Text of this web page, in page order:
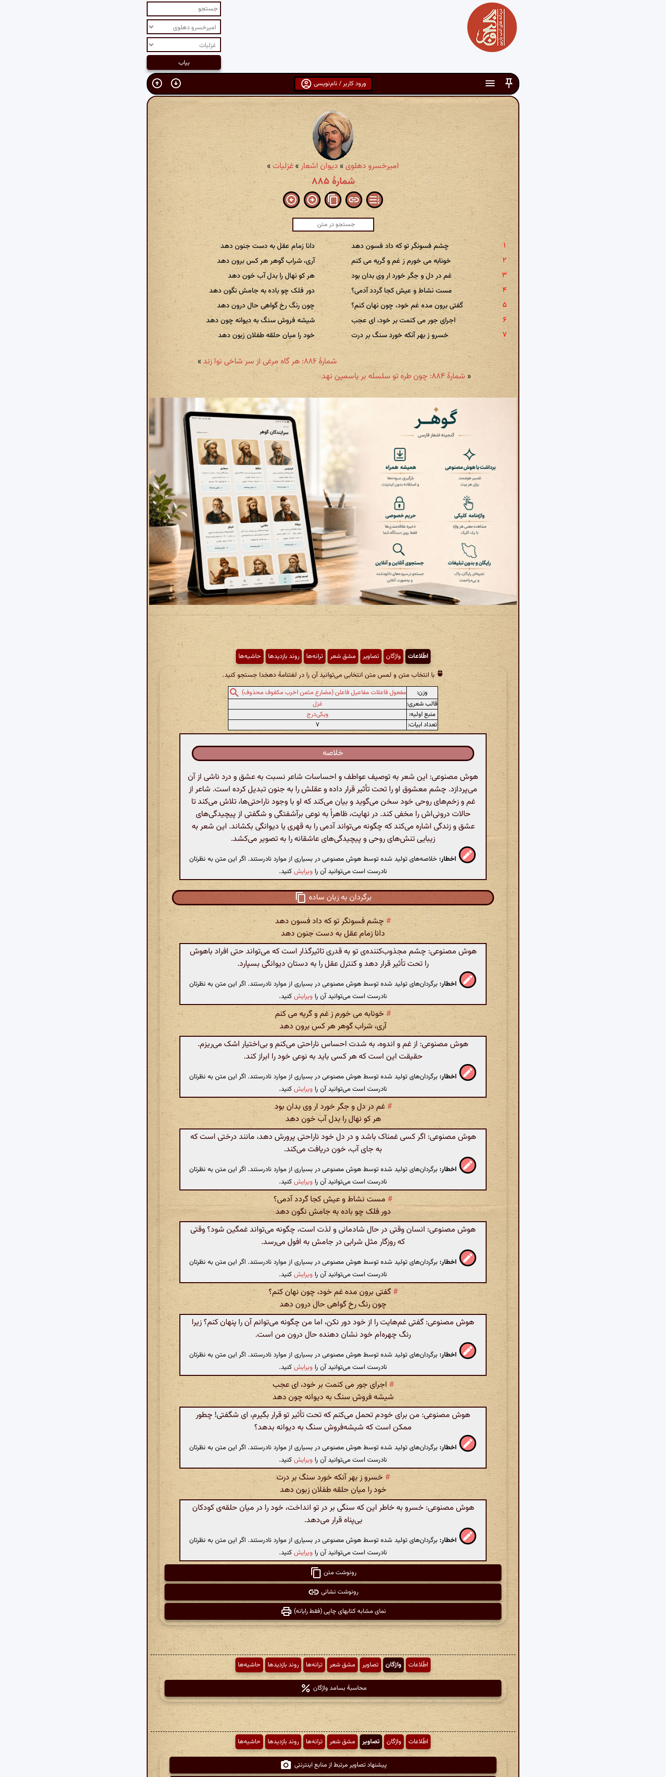
ورود کاربر / نام‌نویسی
امیرخسرو دهلوی » دیوان اشعار»غزلیات»
شمارهٔ ۸۸۵
چشم فسونگر تو که داد فسون دهد
دانا زمام عقل به دست جنون دهد
خونابه می خورم ز غم و گریه می کنم
آری، شراب گوهر هر کس برون دهد
غم در دل و جگر خورد ار وی بدان بود
هر کو نهال را بدل آب خون دهد
مست نشاط و عیش کجا گردد آدمی؟
دور فلک چو باده به جامش نگون دهد
گفتی برون مده غم خود، چون نهان کنم؟
چون رنگ رخ گواهی حال درون دهد
اجرای جور می کنمت بر خود، ای عجب
شیشه فروش سنگ به دیوانه چون دهد
خسرو ز بهر آنکه خورد سنگ بر درت
خود را میان حلقه طفلان زبون دهد
شمارهٔ ۸۸۶: هر گاه مرغی از سر شاخی نوا زند
»
« شمارهٔ ۸۸۴: چون طره تو سلسله بر یاسمین نهد
اطّلاعات واژگان تصاویر مشق شعر ترانه‌ها روند بازدیدها حاشیه‌ها
با انتخاب متن و لمس متن انتخابی می‌توانید آن را در لغتنامهٔ دهخدا جستجو کنید.
وزن:
مفعول فاعلات مفاعیل فاعلن (مضارع مثمن اخرب مکفوف محذوف)
قالب شعری:
غزل
منبع اولیه:
ویکی‌درج
تعداد ابیات:
۷
خلاصه
هوش مصنوعی: این شعر به توصیف عواطف و احساسات شاعر نسبت به عشق و درد ناشی از آن
می‌پردازد. چشم معشوق او را تحت تأثیر قرار داده و عقلش را به جنون تبدیل کرده است. شاعر از
غم و زخم‌های روحی خود سخن می‌گوید و بیان می‌کند که او با وجود ناراحتی‌ها، تلاش می‌کند تا
حالات درونی‌اش را مخفی کند. در نهایت، ظاهراً به نوعی برآشفتگی و شگفتی از پیچیدگی‌های
عشق و زندگی اشاره می‌کند که چگونه می‌تواند آدمی را به قهری یا دیوانگی بکشاند. این شعر به
زیبایی تنش‌های روحی و پیچیدگی‌های عاشقانه را به تصویر می‌کشد.
اخطار: خلاصه‌های تولید شده توسط هوش مصنوعی در بسیاری از موارد نادرستند. اگر این متن به نظرتان
نادرست است می‌توانید آن را ویرایشکنید.
برگردان به زبان ساده
#چشم فسونگر تو که داد فسون دهد
دانا زمام عقل به دست جنون دهد
هوش مصنوعی: چشم مجذوب‌کننده‌ی تو به قدری تاثیرگذار است که می‌تواند حتی افراد باهوش
را تحت تأثیر قرار دهد و کنترل عقل را به دستان دیوانگی بسپارد.
اخطار: برگردان‌های تولید شده توسط هوش مصنوعی در بسیاری از موارد نادرستند. اگر این متن به نظرتان
نادرست است می‌توانید آن را ویرایشکنید.
# خونابه می خورم ز غم و گریه می کنم
آری، شراب گوهر هر کس برون دهد
هوش مصنوعی: از غم و اندوه، به شدت احساس ناراحتی می‌کنم و بی‌اختیار اشک می‌ریزم.
حقیقت این است که هر کسی باید به نوعی خود را ابراز کند.
اخطار: برگردان‌های تولید شده توسط هوش مصنوعی در بسیاری از موارد نادرستند. اگر این متن به نظرتان
نادرست است می‌توانید آن را ویرایشکنید.
# غم در دل و جگر خورد ار وی بدان بود
هر کو نهال را بدل آب خون دهد
هوش مصنوعی: اگر کسی غمناک باشد و در دل خود ناراحتی پرورش دهد، مانند درختی است که
به جای آب، خون دریافت می‌کند.
اخطار: برگردان‌های تولید شده توسط هوش مصنوعی در بسیاری از موارد نادرستند. اگر این متن به نظرتان
نادرست است می‌توانید آن را ویرایشکنید.
# مست نشاط و عیش کجا گردد آدمی؟
دور فلک چو باده به جامش نگون دهد
هوش مصنوعی: انسان وقتی در حال شادمانی و لذت است، چگونه می‌تواند غمگین شود؟ وقتی
که روزگار مثل شرابی در جامش به افول می‌رسد.
اخطار: برگردان‌های تولید شده توسط هوش مصنوعی در بسیاری از موارد نادرستند. اگر این متن به نظرتان
نادرست است می‌توانید آن را ویرایشکنید.
# گفتی برون مده غم خود، چون نهان کنم؟
چون رنگ رخ گواهی حال درون دهد
هوش مصنوعی: گفتی غم‌هایت را از خود دور نکن، اما من چگونه می‌توانم آن را پنهان کنم؟ زیرا
رنگ چهره‌ام خود نشان دهنده حال درون من است.
اخطار: برگردان‌های تولید شده توسط هوش مصنوعی در بسیاری از موارد نادرستند. اگر این متن به نظرتان
نادرست است می‌توانید آن را ویرایشکنید.
#اجرای جور می کنمت بر خود، ای عجب
شیشه فروش سنگ به دیوانه چون دهد
هوش مصنوعی: من برای خودم تحمل می‌کنم که تحت تأثیر تو قرار بگیرم، ای شگفتی! چطور
ممکن است که شیشه‌فروش سنگ به دیوانه بدهد؟
اخطار: برگردان‌های تولید شده توسط هوش مصنوعی در بسیاری از موارد نادرستند. اگر این متن به نظرتان
نادرست است می‌توانید آن را ویرایشکنید.
# خسرو ز بهر آنکه خورد سنگ بر درت
خود را میان حلقه طفلان زبون دهد
هوش مصنوعی: خسرو به خاطر این که سنگی بر در تو انداخت، خود را در میان حلقه‌ی کودکان
بی‌پناه قرار می‌دهد.
اخطار: برگردان‌های تولید شده توسط هوش مصنوعی در بسیاری از موارد نادرستند. اگر این متن به نظرتان
نادرست است می‌توانید آن را ویرایشکنید.
رونوشت متن
رونوشت نشانی
نمای مشابه کتابهای چاپی (فقط رایانه)
اطّلاعات واژگان تصاویر مشق شعر ترانه‌ها روند بازدیدها حاشیه‌ها
محاسبهٔ بسامد واژگان
اطّلاعات واژگان تصاویر مشق شعر ترانه‌ها روند بازدیدها حاشیه‌ها
پیشنهاد تصاویر مرتبط از منابع اینترنتی